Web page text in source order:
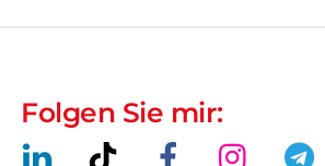
Folgen Sie mir: